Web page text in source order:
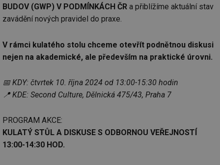
BUDOV (GWP) V PODMÍNKÁCH ČR a přiblížíme aktuální stav
zavádění nových pravidel do praxe.
V rámci kulatého stolu chceme otevřít podnětnou diskusi
nejen na akademické, ale především na praktické úrovni.
📅 KDY: čtvrtek 10. října 2024 od 13:00-15:30 hodin
📍 KDE: Second Culture, Dělnická 475/43, Praha 7
PROGRAM AKCE:
KULATÝ STŮL A DISKUSE S ODBORNOU VEŘEJNOSTÍ
13:00-14:30 HOD.